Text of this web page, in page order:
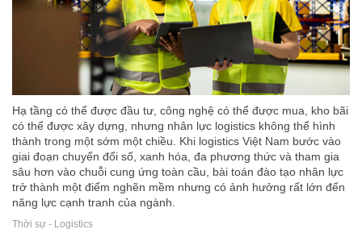
Hạ tầng có thể được đầu tư, công nghệ có thể được mua, kho bãi
có thể được xây dựng, nhưng nhân lực logistics không thể hình
thành trong một sớm một chiều. Khi logistics Việt Nam bước vào
giai đoạn chuyển đổi số, xanh hóa, đa phương thức và tham gia
sâu hơn vào chuỗi cung ứng toàn cầu, bài toán đào tạo nhân lực
trở thành một điểm nghẽn mềm nhưng có ảnh hưởng rất lớn đến
năng lực cạnh tranh của ngành.
Thời sự - Logistics